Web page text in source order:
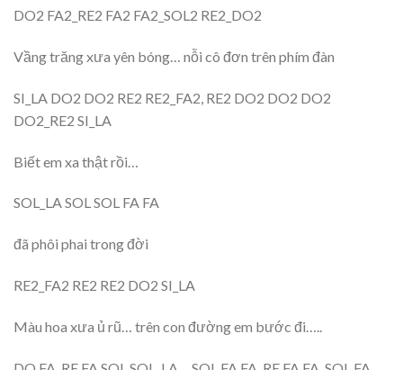
DO2 FA2_RE2 FA2 FA2_SOL2 RE2_DO2
Vầng trăng xưa yên bóng… nỗi cô đơn trên phím đàn
SI_LA DO2 DO2 RE2 RE2_FA2, RE2 DO2 DO2 DO2
DO2_RE2 SI_LA
Biết em xa thật rồi…
SOL_LA SOL SOL FA FA
đã phôi phai trong đời
RE2_FA2 RE2 RE2 DO2 SI_LA
Màu hoa xưa ủ rũ… trên con đường em bước đi…..